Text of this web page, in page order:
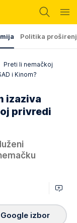
Politika
Preti li nemačkoj
i Kinom?
izaziva
privredi
izbor